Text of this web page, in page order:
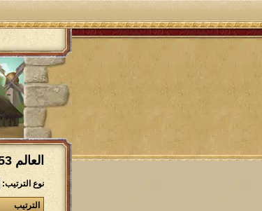
العالم 53 بالارشيف : ترتيب الخصوم المهزومين
نوع الترتيب:
الترتيب